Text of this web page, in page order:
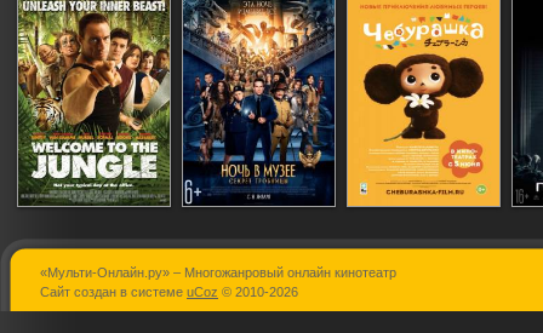
Добро
Ночь в музее 3:
«Мульти-Онлайн.ру» – Многожанровый онлайн кинотеатр
Сайт создан в системе uCoz © 2010-2026